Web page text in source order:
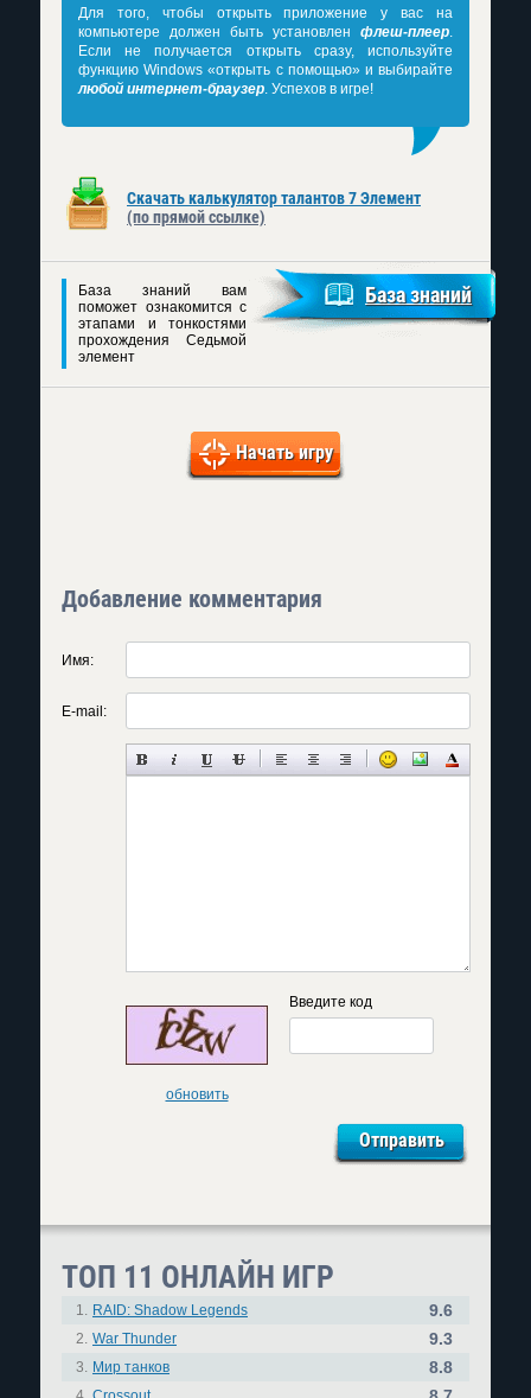
Для того, чтобы открыть приложение у вас на
компьютере должен быть установлен флеш-плеер
Если не получается открыть сразу, используйте
функцию Windows «открыть с помощью» и выбирайте
любой интернет-браузер . Успехов в игре!
Скачать калькулятор талантов 7 Элемент
(по прямой ссылке)
База знаний вам
поможет ознакомится с
этапами и тонкостями
прохождения Седьмой
элемент
База знаний
Начать игру
Добавление комментария
Имя:
E-mail:
обновить
Введите код
ТОП 11 ОНЛАЙН ИГР
1. RAID: Shadow Legends 9.6
2. War Thunder 9.3
3. Мир танков 8.8